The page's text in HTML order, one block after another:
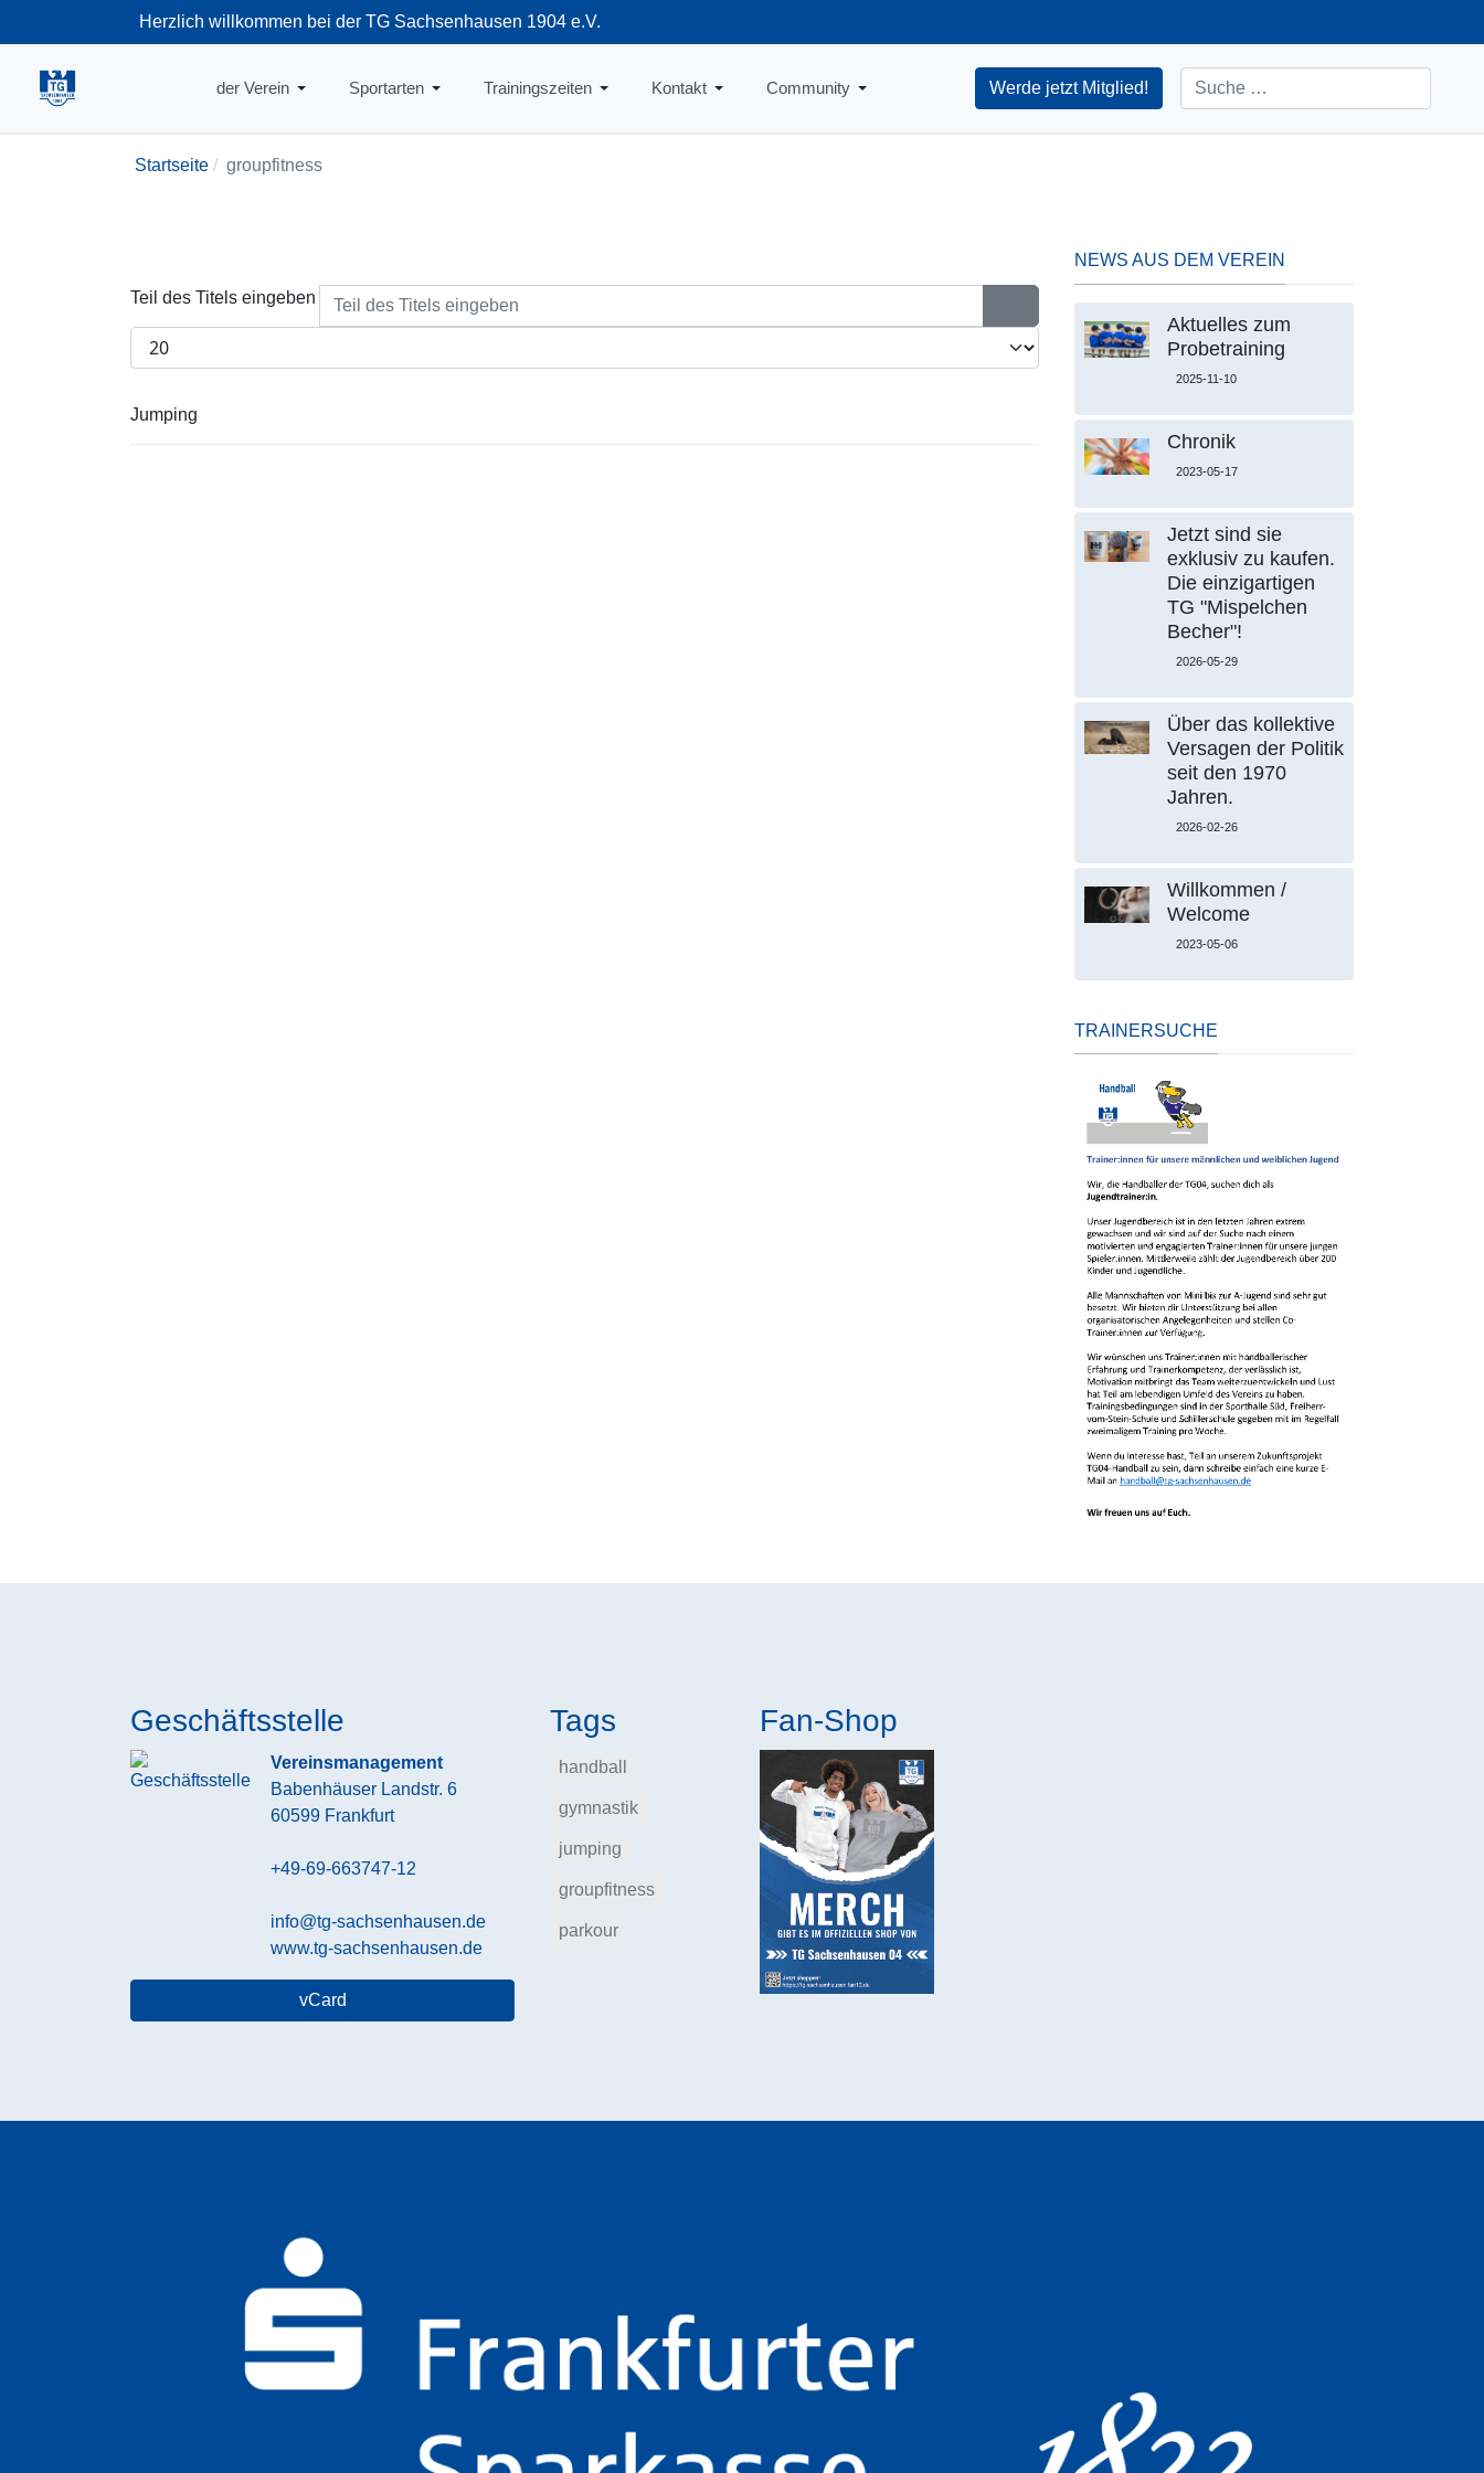
Herzlich willkommen bei der TG Sachsenhausen 1904 e.V.
+49-69-66374712
der Verein Sportarten Trainingszeiten Kontakt Community Werde jetzt Mitglied! Suchen
Startseite groupfitness
Teil des Titels eingeben
Anzeige #
Jumping
NEWS AUS DEM VEREIN
Aktuelles zum
Probetraining
2025-11-10
Chronik
2023-05-17
Jetzt sind sie
exklusiv zu kaufen.
Die einzigartigen
TG "Mispelchen
Becher"!
2026-05-29
Über das kollektive
Versagen der Politik
seit den 1970
Jahren.
2026-02-26
Willkommen /
Welcome
2023-05-06
TRAINERSUCHE
Geschäftsstelle
Vereinsmanagement
Babenhäuser Landstr. 6
60599 Frankfurt
+49-69-663747-12
info@tg-sachsenhausen.de
www.tg-sachsenhausen.de
vCard
Tags
handball
gymnastik
jumping
groupfitness
parkour
Fan-Shop